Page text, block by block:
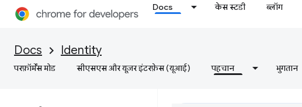
Docs केस स्टडी ब्लॉग
Docs Identity
परफ़ॉर्मेंस मोड सीएसएस और यूज़र इंटरफ़ेस (यूआई) पहचान भुगतान